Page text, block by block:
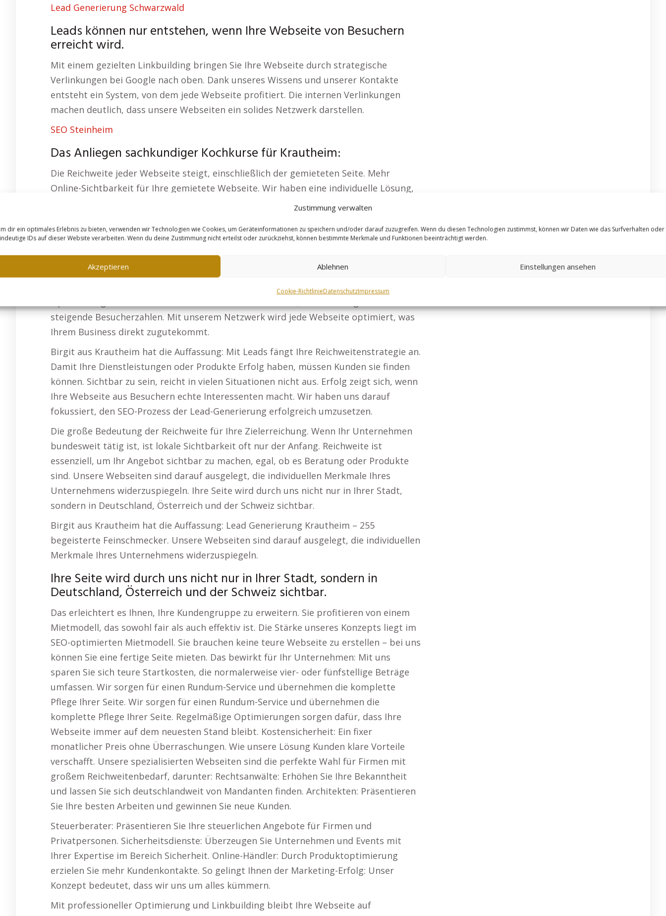
Zustimmung verwalten
dir ein optimales Erlebnis zu bieten, verwenden wir Technologien wie Cookies, um Geräteinformationen zu speichern und/oder darauf zuzugreifen. Wenn du diesen Technologien zustimmst, können wir Daten wie das Surfverhalten oder
IDs auf dieser Website verarbeiten. Wenn du deine Zustimmung nicht erteilst oder zurückziehst, können bestimmte Merkmale und Funktionen beeinträchtigt werden.
Akzeptieren Ablehnen Einstellungen ansehen
Cookie-RichtlinieDatenschutzImpressum
Lead Generierung Schwarzwald
Leads können nur entstehen, wenn Ihre Webseite von Besuchern
erreicht wird.
Mit einem gezielten Linkbuilding bringen Sie Ihre Webseite durch strategische
Verlinkungen bei Google nach oben. Dank unseres Wissens und unserer Kontakte
entsteht ein System, von dem jede Webseite profitiert. Die internen Verlinkungen
machen deutlich, dass unsere Webseiten ein solides Netzwerk darstellen.
SEO Steinheim
Das Anliegen sachkundiger Kochkurse für Krautheim:
Die Reichweite jeder Webseite steigt, einschließlich der gemieteten Seite. Mehr
Online-Sichtbarkeit für Ihre gemietete Webseite. Wir haben eine individuelle Lösung,
Eine unserer Webseiten steht Ihnen zur Miete bereit. Ihre Webseite wird perfekt an
Ihr Angebot angepasst und für Google-Sichtbarkeit erstellt. Sie greifen auf alle
Möglichkeiten unserer Infrastruktur zu. Unser Backlink-Netzwerk: Ihre gemietete
Webseite profitiert von einer kontinuierlichen Sichtbarkeitssteigerung. SEO-
steigende Besucherzahlen. Mit unserem Netzwerk wird jede Webseite optimiert, was
Ihrem Business direkt zugutekommt.
Birgit aus Krautheim hat die Auffassung: Mit Leads fängt Ihre Reichweitenstrategie an.
Damit Ihre Dienstleistungen oder Produkte Erfolg haben, müssen Kunden sie finden
können. Sichtbar zu sein, reicht in vielen Situationen nicht aus. Erfolg zeigt sich, wenn
Ihre Webseite aus Besuchern echte Interessenten macht. Wir haben uns darauf
fokussiert, den SEO-Prozess der Lead-Generierung erfolgreich umzusetzen.
Die große Bedeutung der Reichweite für Ihre Zielerreichung. Wenn Ihr Unternehmen
bundesweit tätig ist, ist lokale Sichtbarkeit oft nur der Anfang. Reichweite ist
essenziell, um Ihr Angebot sichtbar zu machen, egal, ob es Beratung oder Produkte
sind. Unsere Webseiten sind darauf ausgelegt, die individuellen Merkmale Ihres
Unternehmens widerzuspiegeln. Ihre Seite wird durch uns nicht nur in Ihrer Stadt,
sondern in Deutschland, Österreich und der Schweiz sichtbar.
Birgit aus Krautheim hat die Auffassung: Lead Generierung Krautheim – 255
begeisterte Feinschmecker. Unsere Webseiten sind darauf ausgelegt, die individuellen
Merkmale Ihres Unternehmens widerzuspiegeln.
Ihre Seite wird durch uns nicht nur in Ihrer Stadt, sondern in
Deutschland, Österreich und der Schweiz sichtbar.
Das erleichtert es Ihnen, Ihre Kundengruppe zu erweitern. Sie profitieren von einem
Mietmodell, das sowohl fair als auch effektiv ist. Die Stärke unseres Konzepts liegt im
SEO-optimierten Mietmodell. Sie brauchen keine teure Webseite zu erstellen – bei uns
können Sie eine fertige Seite mieten. Das bewirkt für Ihr Unternehmen: Mit uns
sparen Sie sich teure Startkosten, die normalerweise vier- oder fünfstellige Beträge
umfassen. Wir sorgen für einen Rundum-Service und übernehmen die komplette
Pflege Ihrer Seite. Wir sorgen für einen Rundum-Service und übernehmen die
komplette Pflege Ihrer Seite. Regelmäßige Optimierungen sorgen dafür, dass Ihre
Webseite immer auf dem neuesten Stand bleibt. Kostensicherheit: Ein fixer
monatlicher Preis ohne Überraschungen. Wie unsere Lösung Kunden klare Vorteile
verschafft. Unsere spezialisierten Webseiten sind die perfekte Wahl für Firmen mit
großem Reichweitenbedarf, darunter: Rechtsanwälte: Erhöhen Sie Ihre Bekanntheit
und lassen Sie sich deutschlandweit von Mandanten finden. Architekten: Präsentieren
Sie Ihre besten Arbeiten und gewinnen Sie neue Kunden.
Steuerberater: Präsentieren Sie Ihre steuerlichen Angebote für Firmen und
Privatpersonen. Sicherheitsdienste: Überzeugen Sie Unternehmen und Events mit
Ihrer Expertise im Bereich Sicherheit. Online-Händler: Durch Produktoptimierung
erzielen Sie mehr Kundenkontakte. So gelingt Ihnen der Marketing-Erfolg: Unser
Konzept bedeutet, dass wir uns um alles kümmern.
Mit professioneller Optimierung und Linkbuilding bleibt Ihre Webseite auf